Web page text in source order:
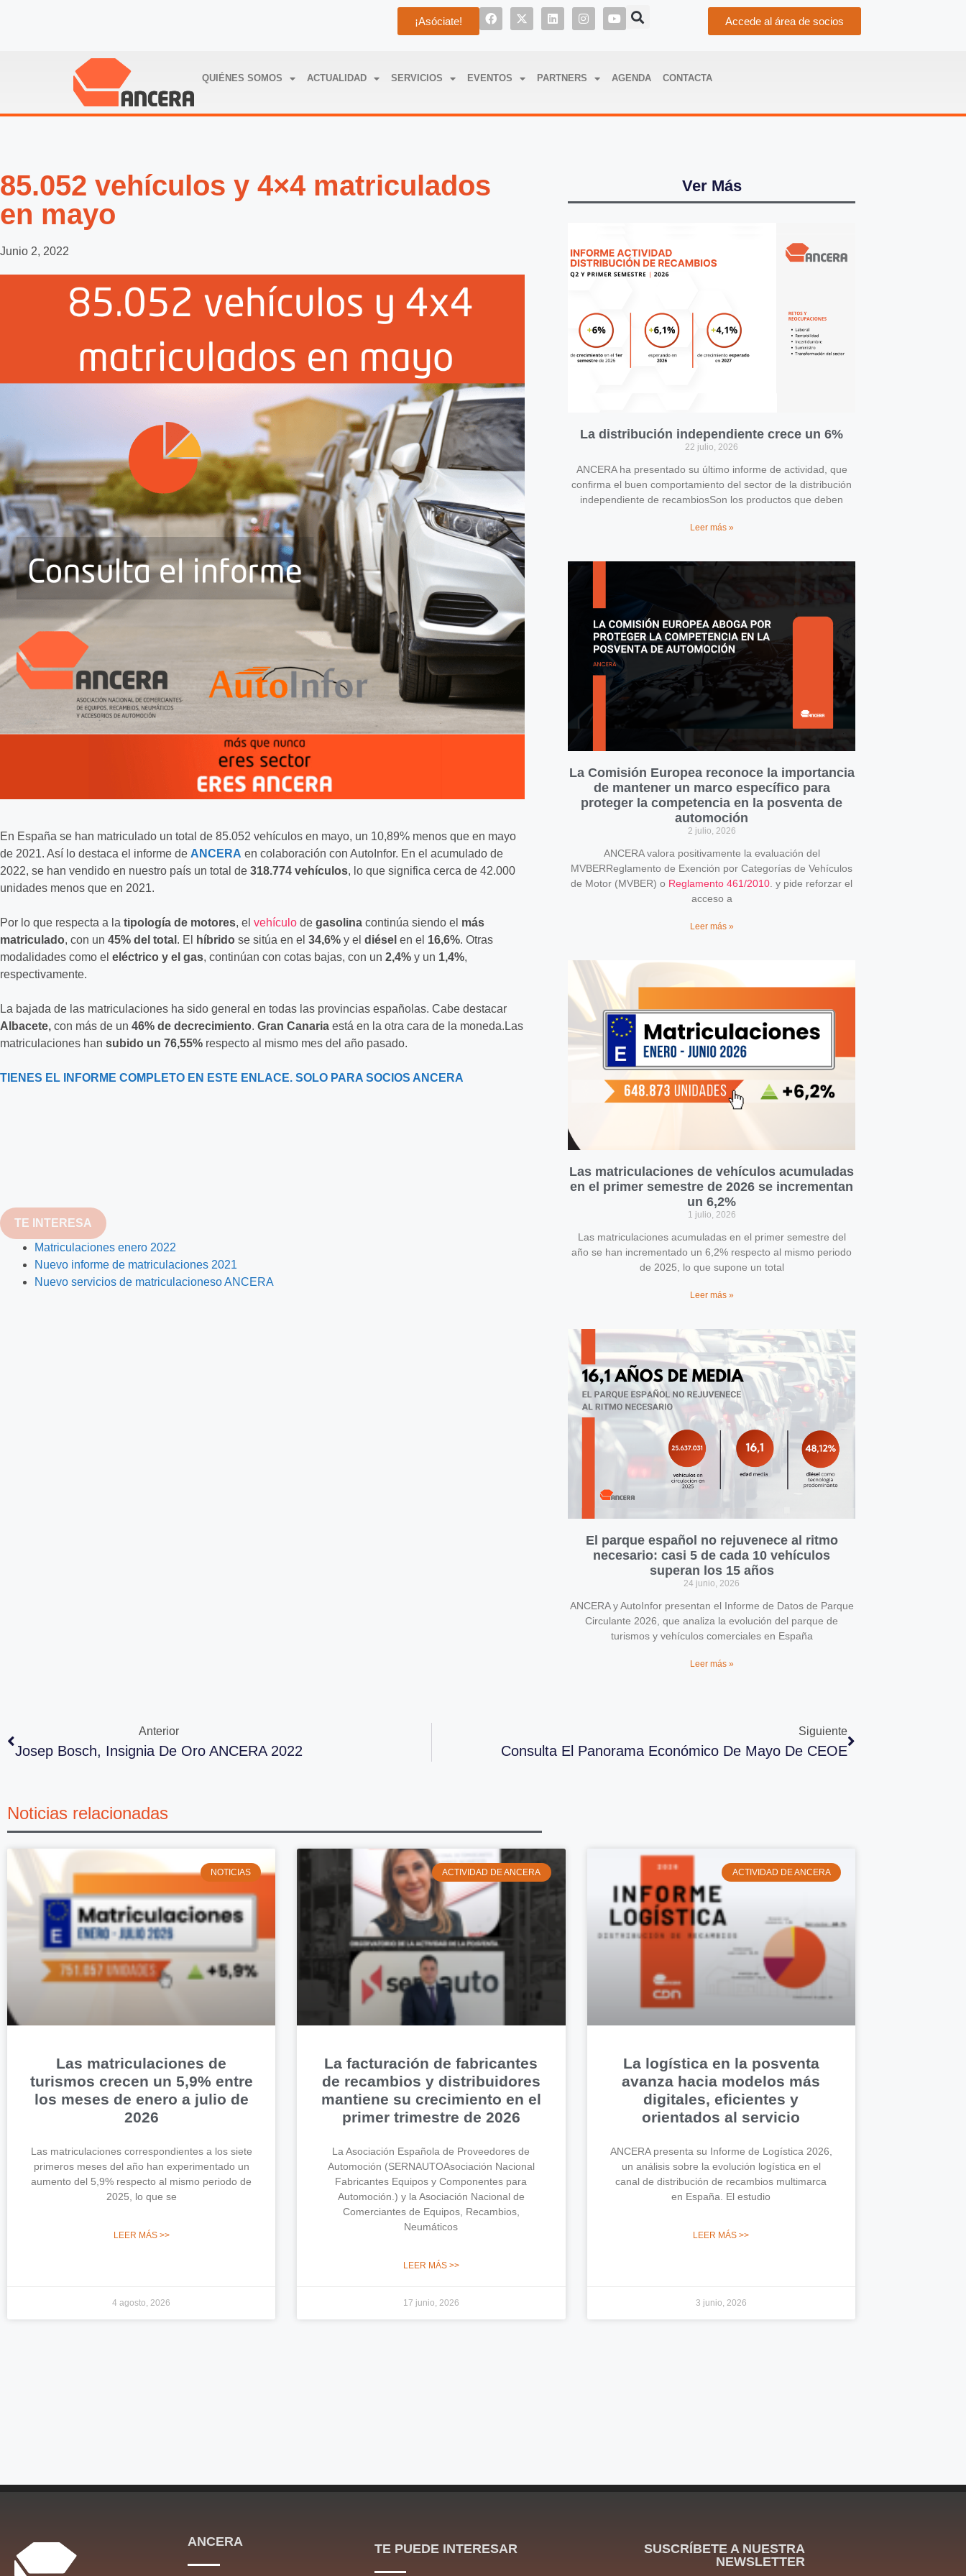
¡Asóciate! Accede al área de socios
QUIÉNES SOMOS ACTUALIDAD SERVICIOS EVENTOS PARTNERS AGENDA CONTACTA
85.052 vehículos y 4×4 matriculados
en mayo
Junio 2, 2022
En España se han matriculado un total de 85.052 vehículos en mayo, un 10,89% menos que en mayo
de 2021. Así lo destaca el informe de ANCERA en colaboración con AutoInfor. En el acumulado de
2022, se han vendido en nuestro país un total de 318.774 vehículos, lo que significa cerca de 42.000
unidades menos que en 2021.
Por lo que respecta a la tipología de motores, el vehículo de gasolina continúa siendo el más
matriculado, con un 45% del total . El híbrido se sitúa en el 34,6% y el diésel en el 16,6%. Otras
modalidades como el eléctrico y el gas, continúan con cotas bajas, con un 2,4% y un 1,4%,
respectivamente.
La bajada de las matriculaciones ha sido general en todas las provincias españolas. Cabe destacar
Albacete, con más de un 46% de decrecimiento. Gran Canaria está en la otra cara de la moneda.Las
matriculaciones han subido un 76,55% respecto al mismo mes del año pasado.
TIENES EL INFORME COMPLETO EN ESTE ENLACE. SOLO PARA SOCIOS ANCERA
TE INTERESA
Matriculaciones enero 2022
Nuevo informe de matriculaciones 2021
Nuevo servicios de matriculacioneso ANCERA
Ver Más
La distribución independiente crece un 6%
22 julio, 2026
ANCERA ha presentado su último informe de actividad, que
confirma el buen comportamiento del sector de la distribución
independiente de recambiosSon los productos que deben
Leer más »
La Comisión Europea reconoce la importancia
de mantener un marco específico para
proteger la competencia en la posventa de
automoción
2 julio, 2026
ANCERA valora positivamente la evaluación del
MVBERReglamento de Exención por Categorías de Vehículos
de Motor (MVBER) o Reglamento 461/2010 . y pide reforzar el
acceso a
Leer más »
Las matriculaciones de vehículos acumuladas
en el primer semestre de 2026 se incrementan
un 6,2%
1 julio, 2026
Las matriculaciones acumuladas en el primer semestre del
año se han incrementado un 6,2% respecto al mismo periodo
de 2025, lo que supone un total
Leer más »
El parque español no rejuvenece al ritmo
necesario: casi 5 de cada 10 vehículos
superan los 15 años
24 junio, 2026
ANCERA y AutoInfor presentan el Informe de Datos de Parque
Circulante 2026, que analiza la evolución del parque de
turismos y vehículos comerciales en España
Leer más »
Anterior
Josep Bosch, Insignia De Oro ANCERA 2022
Siguiente
Consulta El Panorama Económico De Mayo De CEOE
Noticias relacionadas
NOTICIAS
Las matriculaciones de
turismos crecen un 5,9% entre
los meses de enero a julio de
2026
Las matriculaciones correspondientes a los siete
primeros meses del año han experimentado un
aumento del 5,9% respecto al mismo periodo de
2025, lo que se
LEER MÁS >>
4 agosto, 2026
ACTIVIDAD DE ANCERA
La facturación de fabricantes
de recambios y distribuidores
mantiene su crecimiento en el
primer trimestre de 2026
La Asociación Española de Proveedores de
Automoción (SERNAUTOAsociación Nacional
Fabricantes Equipos y Componentes para
Automoción.) y la Asociación Nacional de
Comerciantes de Equipos, Recambios,
Neumáticos
LEER MÁS >>
17 junio, 2026
ACTIVIDAD DE ANCERA
La logística en la posventa
avanza hacia modelos más
digitales, eficientes y
orientados al servicio
ANCERA presenta su Informe de Logística 2026,
un análisis sobre la evolución logística en el
canal de distribución de recambios multimarca
en España. El estudio
LEER MÁS >>
3 junio, 2026
ANCERA TE PUEDE INTERESAR
SUSCRÍBETE A NUESTRA
NEWSLETTER